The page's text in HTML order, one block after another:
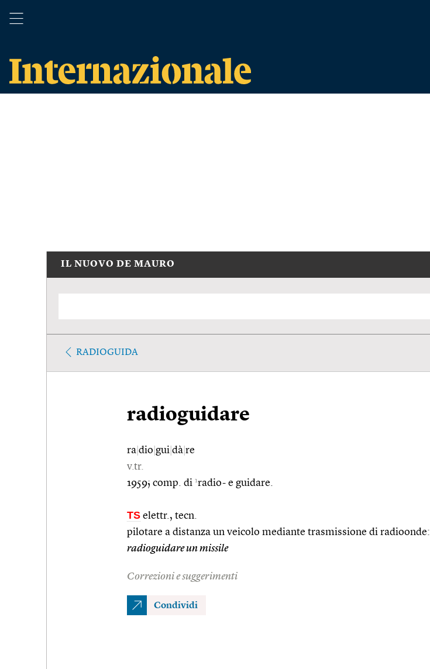
IL NUOVO DE MAURO
RADIOGUIDA
radioguidare
ra dio gui dà re
v.tr.
1959; comp. di 1radio- e guidare.
TS elettr., tecn.
pilotare a distanza un veicolo mediante trasmissione di radioonde:
radioguidare un missile
Correzioni e suggerimenti
Condividi